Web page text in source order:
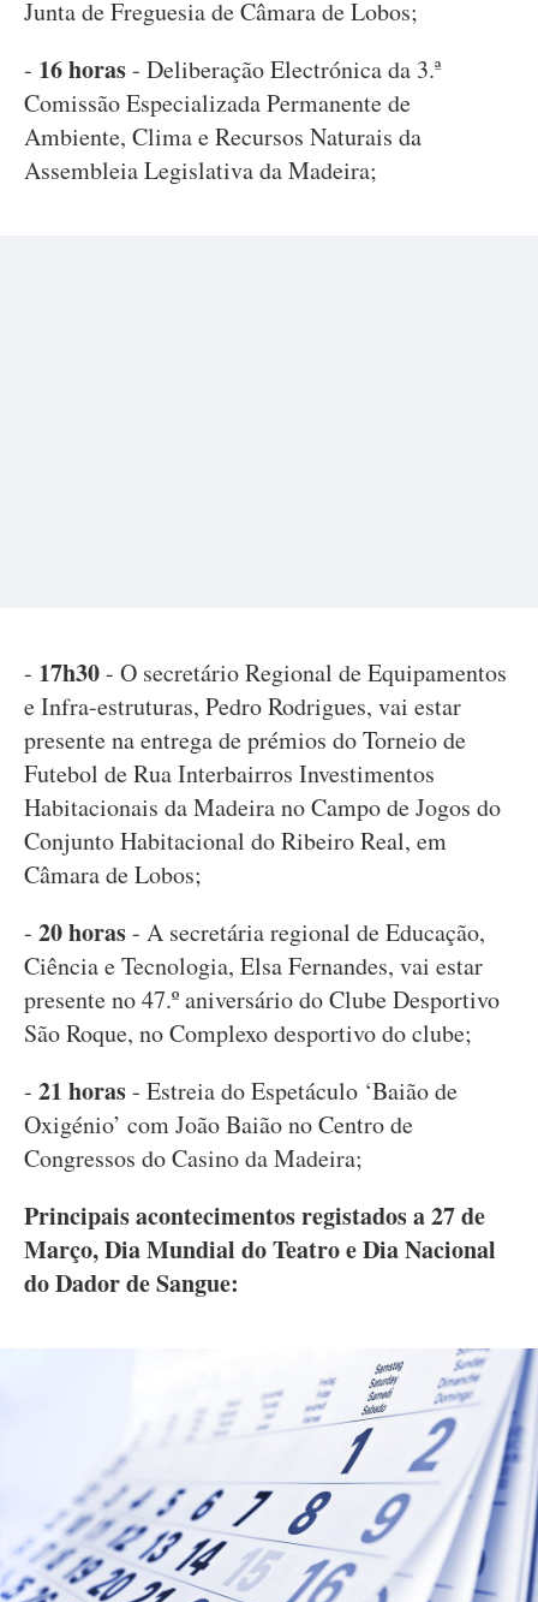
Junta de Freguesia de Câmara de Lobos;
- 16 horas- Deliberação Electrónica da 3.ª
Comissão Especializada Permanente de
Ambiente, Clima e Recursos Naturais da
Assembleia Legislativa da Madeira;
- 17h30- O secretário Regional de Equipamentos
e Infra-estruturas, Pedro Rodrigues, vai estar
presente na entrega de prémios do Torneio de
Futebol de Rua Interbairros Investimentos
Habitacionais da Madeira no Campo de Jogos do
Conjunto Habitacional do Ribeiro Real, em
Câmara de Lobos;
- 20 horas- A secretária regional de Educação,
Ciência e Tecnologia, Elsa Fernandes, vai estar
presente no 47.º aniversário do Clube Desportivo
São Roque, no Complexo desportivo do clube;
- 21 horas- Estreia do Espetáculo ‘Baião de
Oxigénio’ com João Baião no Centro de
Congressos do Casino da Madeira;
Principais acontecimentos registados a 27 de
Março, Dia Mundial do Teatro e Dia Nacional
do Dador de Sangue: